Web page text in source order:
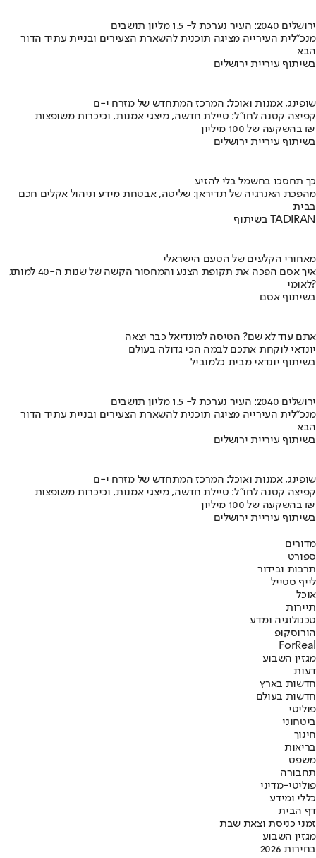
ירושלים 2040: העיר נערכת ל- 1.5 מליון תושבים
מנכ"לית העירייה מציגה תוכנית להשארת הצעירים ובניית עתיד הדור
הבא
בשיתוף עיריית ירושלים
שופינג, אמנות ואוכל: המרכז המתחדש של מזרח י-ם
קפיצה קטנה לחו"ל: טיילת חדשה, מיצגי אמנות, וכיכרות משופצות
בהשקעה של 100 מיליון ₪
בשיתוף עיריית ירושלים
כך תחסכו בחשמל בלי להזיע
מהפכת האנרגיה של תדיראן: שליטה, אבטחת מידע וניהול אקלים חכם
בבית
בשיתוף TADIRAN
מאחורי הקלעים של הטעם הישראלי
איך אסם הפכה את תקופת הצנע והמחסור הקשה של שנות ה-40 למותג
לאומי?
בשיתוף אסם
אתם עוד לא שם? הטיסה למונדיאל כבר יצאה
יונדאי לוקחת אתכם לבמה הכי גדולה בעולם
בשיתוף יונדאי מבית כלמוביל
ירושלים 2040: העיר נערכת ל- 1.5 מליון תושבים
מנכ"לית העירייה מציגה תוכנית להשארת הצעירים ובניית עתיד הדור
הבא
בשיתוף עיריית ירושלים
שופינג, אמנות ואוכל: המרכז המתחדש של מזרח י-ם
קפיצה קטנה לחו"ל: טיילת חדשה, מיצגי אמנות, וכיכרות משופצות
בהשקעה של 100 מיליון ₪
בשיתוף עיריית ירושלים
מדורים
ספורט
תרבות ובידור
לייף סטייל
אוכל
תיירות
טכנולוגיה ומדע
הורוסקופ
ForReal
מגזין השבוע
דעות
חדשות בארץ
חדשות בעולם
פוליטי
ביטחוני
חינוך
בריאות
משפט
תחבורה
פוליטי-מדיני
כללי ומידע
דף הבית
זמני כניסת וצאת שבת
מגזין השבוע
בחירות 2026